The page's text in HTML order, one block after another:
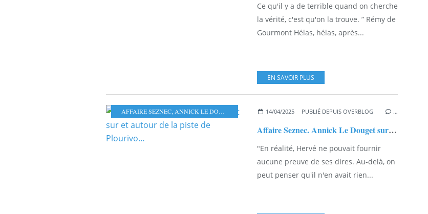
Ce qu'il y a de terrible quand on cherche
la vérité, c'est qu'on la trouve. ” Rémy de
Gourmont Hélas, hélas, après...
EN SAVOIR PLUS
AFFAIRE SEZNEC, ANNICK LE DOUGET CHARLES-VICTOR HERVÉ, TRAOU NEZ
14/04/2025 PUBLIÉ DEPUIS OVERBLOG …
Affaire Seznec. Annick Le Douget sur et autour de la piste de Plourivo…
"En réalité, Hervé ne pouvait fournir
aucune preuve de ses dires. Au-delà, on
peut penser qu'il n'en avait rien...